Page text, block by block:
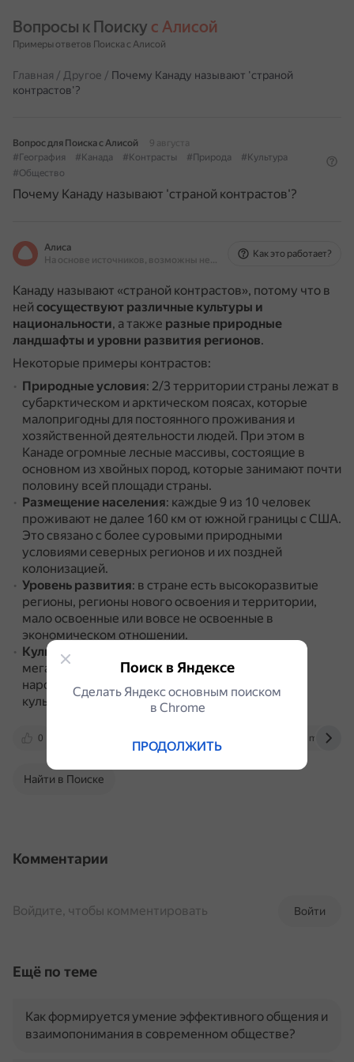
Вопросы к Поиску с Алисой
Примеры ответов Поиска с Алисой
Главная / Другое / Почему Канаду называют 'страной
контрастов'?
Вопрос для Поиска с Алисой
9 августа
#География
#Канада #Контрасты #Природа
#Культура
#Общество
Почему Канаду называют 'страной контрастов'?
Алиса
На основе источников, возможны неточности
Как это работает?
Канаду называют «страной контрастов», потому что в
ней сосуществуют различные культуры и
национальности, а также разные природные
ландшафты и уровни развития регионов.
Некоторые примеры контрастов:
Природные условия: 2/3 территории страны лежат в
субарктическом и арктическом поясах, которые
малопригодны для постоянного проживания и
хозяйственной деятельности людей. При этом в
Канаде огромные лесные массивы, состоящие в
основном из хвойных пород, которые занимают почти
половину всей площади страны.
Размещение населения: каждые 9 из 10 человек
проживают не далее 160 км от южной границы с США.
Это связано с более суровыми природными
условиями северных регионов и их поздней
колонизацией.
Уровень развития: в стране есть высокоразвитые
регионы, регионы нового освоения и территории,
мало освоенные или вовсе не освоенные в
экономическом отношении.
Культурное разнообразие
мегаполисах процветает культура аборигенных
народов, а в стране сосуществуют различные
культуры и национальности.
0 m.ok.ru
Найти в Поиске
Комментарии
Войти
Войдите, чтобы комментировать
Ещё по теме
Как формируется умение эффективного общения и
взаимопонимания в современном обществе?
Поиск в Яндексе
Сделать Яндекс основным поиском
в Сhrome
ПРОДОЛЖИТЬ